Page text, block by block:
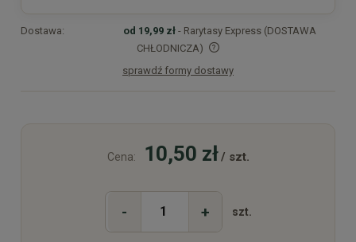
Dostawa: od 19,99 zł - Rarytasy Express (DOSTAWA
CHŁODNICZA)
Cena nie zawiera ewentualnych kosztów płatności
sprawdź formy dostawy
Cena: 10,50 zł/ szt.
- + szt.